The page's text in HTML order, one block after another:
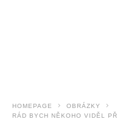
HOMEPAGE
OBRÁZKY
RÁD BYCH NĚKOHO VIDĚL